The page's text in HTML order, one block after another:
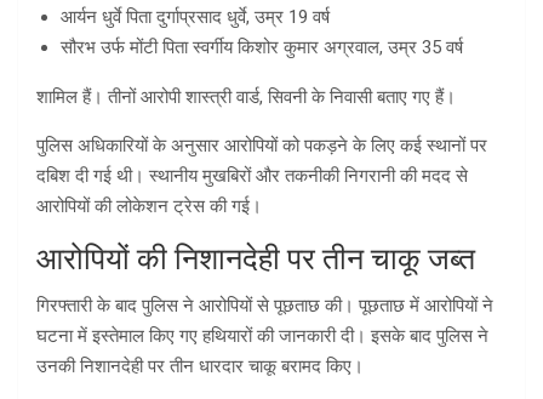
आर्यन धुर्वे पिता दुर्गाप्रसाद धुर्वे, उम्र 19 वर्ष
सौरभ उर्फ मोंटी पिता स्वर्गीय किशोर कुमार अग्रवाल, उम्र 35 वर्ष
शामिल हैं। तीनों आरोपी शास्त्री वार्ड, सिवनी के निवासी बताए गए हैं।
पुलिस अधिकारियों के अनुसार आरोपियों को पकड़ने के लिए कई स्थानों पर
दबिश दी गई थी। स्थानीय मुखबिरों और तकनीकी निगरानी की मदद से
आरोपियों की लोकेशन ट्रेस की गई।
आरोपियों की निशानदेही पर तीन चाकू जब्त
गिरफ्तारी के बाद पुलिस ने आरोपियों से पूछताछ की। पूछताछ में आरोपियों ने
घटना में इस्तेमाल किए गए हथियारों की जानकारी दी। इसके बाद पुलिस ने
उनकी निशानदेही पर तीन धारदार चाकू बरामद किए।